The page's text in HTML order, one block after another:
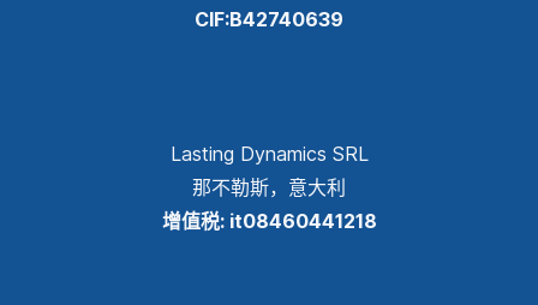
CIF:B42740639
Lasting Dynamics SRL
那不勒斯，意大利
增值税: it08460441218